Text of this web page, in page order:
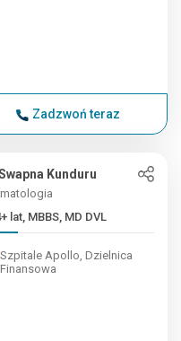
Zadzwoń teraz
Kunduru
lat, MBBS, MD DVL
Szpitale Apollo, Dzielnica
Finansowa